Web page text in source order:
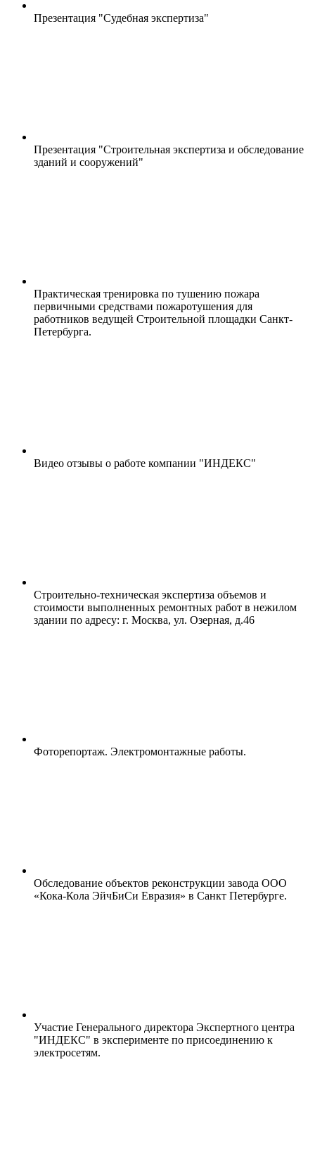
Презентация "Судебная экспертиза"
Презентация "Строительная экспертиза и обследование
зданий и сооружений"
Практическая тренировка по тушению пожара
первичными средствами пожаротушения для
работников ведущей Строительной площадки Санкт-
Петербурга.
Видео отзывы о работе компании "ИНДЕКС"
Строительно-техническая экспертиза объемов и
стоимости выполненных ремонтных работ в нежилом
здании по адресу: г. Москва, ул. Озерная, д.46
Фоторепортаж. Электромонтажные работы.
Обследование объектов реконструкции завода ООО
«Кока-Кола ЭйчБиСи Евразия» в Санкт Петербурге.
Участие Генерального директора Экспертного центра
"ИНДЕКС" в эксперименте по присоединению к
электросетям.